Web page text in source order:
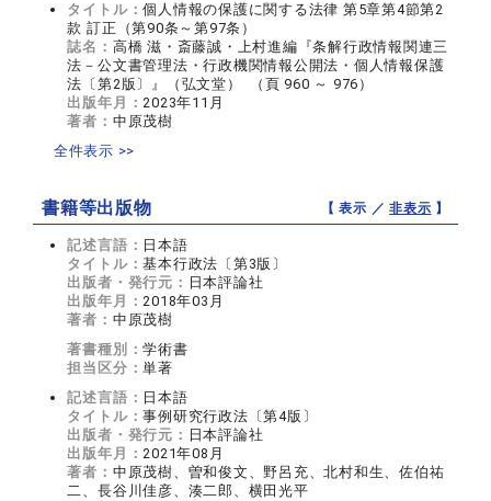
タイトル：個人情報の保護に関する法律 第5章第4節第2
款 訂正（第90条～第97条）
誌名： 高橋 滋・斎藤誠・上村進編『条解行政情報関連三
法－公文書管理法・行政機関情報公開法・個人情報保護
法〔第2版〕』（弘文堂） （頁 960 ～ 976）
出版年月：2023年11月
著者： 中原茂樹
全件表示 >>
書籍等出版物 【 表示 ／非表示 】
記述言語： 日本語
タイトル：基本行政法〔第3版〕
出版者・発行元： 日本評論社
出版年月：2018年03月
著者： 中原茂樹
著書種別：学術書
担当区分：単著
記述言語： 日本語
タイトル：事例研究行政法〔第4版〕
出版者・発行元： 日本評論社
出版年月：2021年08月
著者： 中原茂樹、曽和俊文、野呂充、北村和生、佐伯祐
二、長谷川佳彦、湊二郎、横田光平